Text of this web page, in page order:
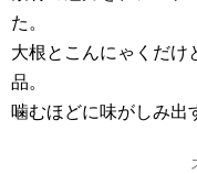
た。
大根とこんにゃくだけ
品。
噛むほどに味がしみ出